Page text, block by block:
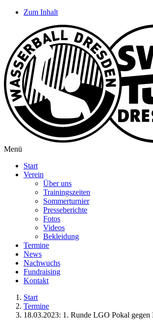
Zum Inhalt
Menü
Start
Verein
Über uns
Trainingszeiten
Sommerturnier
Presseberichte
Fotos
Videos
Bekleidung
Termine
News
Nachwuchs
Fundraising
Kontakt
Start
Termine
18.03.2023: 1. Runde LGO Pokal gegen